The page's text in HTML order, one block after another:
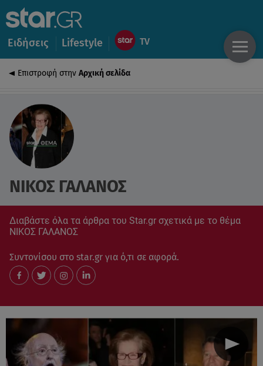
Ειδήσεις Lifestyle
Επιστροφή στην Αρχική σελίδα
ΝΙΚΟΣ ΓΑΛΑΝΟΣ
Διαβάστε όλα τα άρθρα του Star.gr σχετικά με το θέμα
ΝΙΚΟΣ ΓΑΛΑΝΟΣ
Συντονίσου στο star.gr για ό,τι σε αφορά.